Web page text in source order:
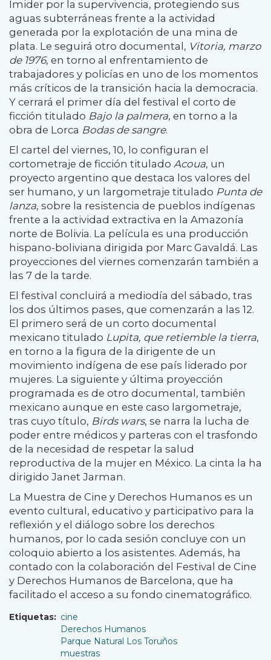
Imider por la supervivencia, protegiendo sus
aguas subterráneas frente a la actividad
generada por la explotación de una mina de
plata. Le seguirá otro documental, Vitoria, marzo
de 1976, en torno al enfrentamiento de
trabajadores y policías en uno de los momentos
más críticos de la transición hacia la democracia.
Y cerrará el primer día del festival el corto de
ficción titulado Bajo la palmera, en torno a la
obra de Lorca Bodas de sangre.
El cartel del viernes, 10, lo configuran el
cortometraje de ficción titulado Acoua, un
proyecto argentino que destaca los valores del
ser humano, y un largometraje titulado Punta de
lanza, sobre la resistencia de pueblos indígenas
frente a la actividad extractiva en la Amazonía
norte de Bolivia. La película es una producción
hispano-boliviana dirigida por Marc Gavaldá. Las
proyecciones del viernes comenzarán también a
las 7 de la tarde.
El festival concluirá a mediodía del sábado, tras
los dos últimos pases, que comenzarán a las 12.
El primero será de un corto documental
mexicano titulado Lupita, que retiemble la tierra,
en torno a la figura de la dirigente de un
movimiento indígena de ese país liderado por
mujeres. La siguiente y última proyección
programada es de otro documental, también
mexicano aunque en este caso largometraje,
tras cuyo título, Birds wars, se narra la lucha de
poder entre médicos y parteras con el trasfondo
de la necesidad de respetar la salud
reproductiva de la mujer en México. La cinta la ha
dirigido Janet Jarman.
La Muestra de Cine y Derechos Humanos es un
evento cultural, educativo y participativo para la
reflexión y el diálogo sobre los derechos
humanos, por lo cada sesión concluye con un
coloquio abierto a los asistentes. Además, ha
contado con la colaboración del Festival de Cine
y Derechos Humanos de Barcelona, que ha
facilitado el acceso a su fondo cinematográfico.
Etiquetas
cine
Derechos Humanos
Parque Natural Los Toruños
muestras